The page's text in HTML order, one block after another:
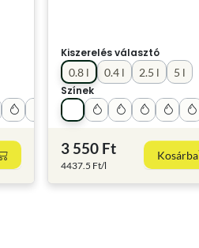
Kiszerelés választó
0.4 l
0.8 l 2.5 l
5 l
Színek
3 550 Ft
4437.5 Ft/l
Kosárba